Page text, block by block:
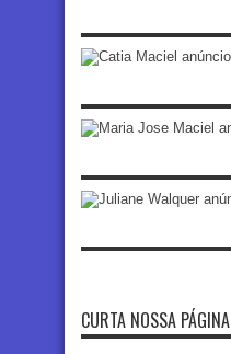
CURTA NOSSA PÁGINA